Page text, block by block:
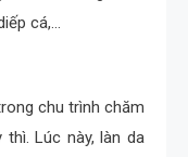
cá,…
chu trình chăm
Lúc này, làn da